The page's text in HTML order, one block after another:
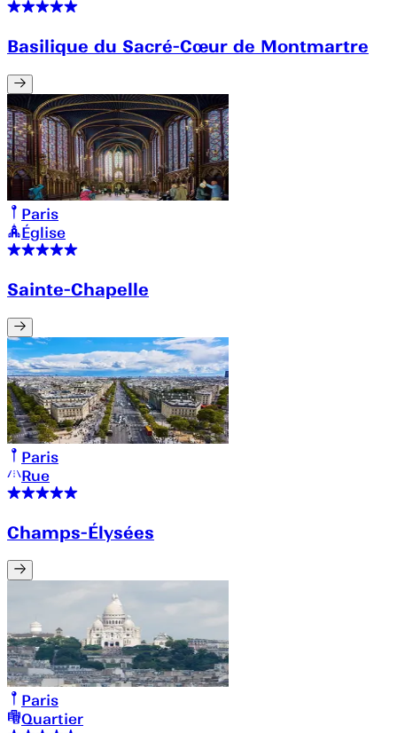
Basilique du Sacré-Cœur de Montmartre
Paris
Église
Sainte-Chapelle
Paris
Rue
Champs-Élysées
Paris
Quartier